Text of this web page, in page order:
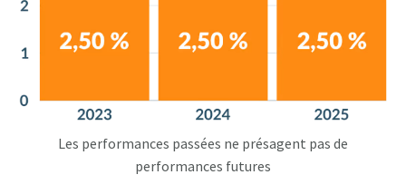
Les performances passées ne présagent pas de
performances futures